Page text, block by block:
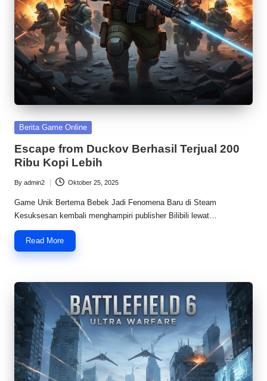
Posted
Berita Game Online
Escape from Duckov Berhasil Terjual 200
Ribu Kopi Lebih
Posted
by
By admin2 Oktober 25, 2025
Game Unik Bertema Bebek Jadi Fenomena Baru di Steam
Kesuksesan kembali menghampiri publisher Bilibili lewat…
Read More